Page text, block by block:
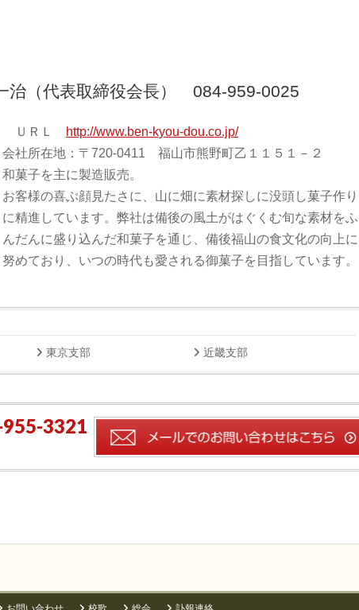
（代表取締役会長） 084-959-0025
ＵＲＬ
http://www.ben-kyou-dou.co.jp/
会社所在地：〒720-0411 福山市熊野町乙１１５１－２
和菓子を主に製造販売。
お客様の喜ぶ顔見たさに、山に畑に素材探しに没頭し菓子作り
に精進しています。弊社は備後の風土がはぐくむ旬な素材をふ
んだんに盛り込んだ和菓子を通じ、備後福山の食文化の向上に
努めており、いつの時代も愛される御菓子を目指しています。
東京支部 近畿支部
955-3321